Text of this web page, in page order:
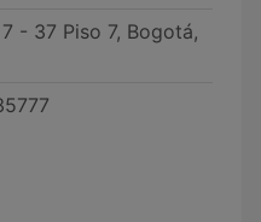
- 37 Piso 7, Bogotá,